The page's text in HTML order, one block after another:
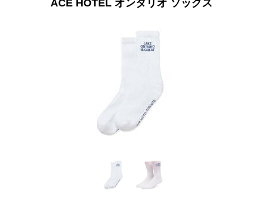
ACE HOTEL オンタリオ ソックス